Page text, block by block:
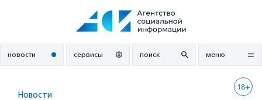
новости сервисы поиск меню
18+
Новости